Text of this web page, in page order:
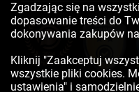
Zgadzając się na
dopasowanie treści do
dokonywania zakupów
Kliknij "Zaakceptuj
wszystkie pliki cookies.
ustawienia" i